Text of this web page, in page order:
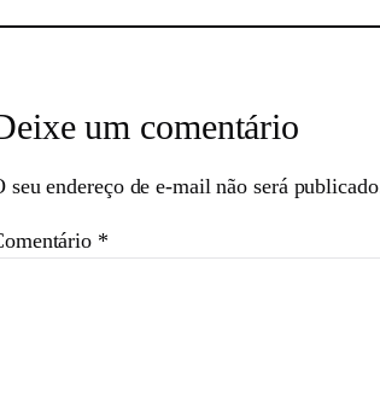
um comentário
seu endereço de e-mail não será
*